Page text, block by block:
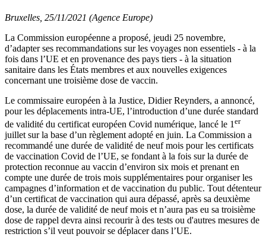
Bruxelles, 25/11/2021 (Agence Europe)
La Commission européenne a proposé, jeudi 25 novembre,
d’adapter ses recommandations sur les voyages non essentiels - à la
fois dans l’UE et en provenance des pays tiers - à la situation
sanitaire dans les États membres et aux nouvelles exigences
concernant une troisième dose de vaccin.
Le commissaire européen à la Justice, Didier Reynders, a annoncé,
pour les déplacements intra-UE, l’introduction d’une durée standard
de validité du certificat européen Covid numérique, lancé le 1 er
juillet sur la base d’un règlement adopté en juin. La Commission a
recommandé une durée de validité de neuf mois pour les certificats
de vaccination Covid de l’UE, se fondant à la fois sur la durée de
protection reconnue au vaccin d’environ six mois et prenant en
compte une durée de trois mois supplémentaires pour organiser les
campagnes d’information et de vaccination du public. Tout détenteur
d’un certificat de vaccination qui aura dépassé, après sa deuxième
dose, la durée de validité de neuf mois et n’aura pas eu sa troisième
dose de rappel devra ainsi recourir à des tests ou d'autres mesures de
restriction s’il veut pouvoir se déplacer dans l’UE.